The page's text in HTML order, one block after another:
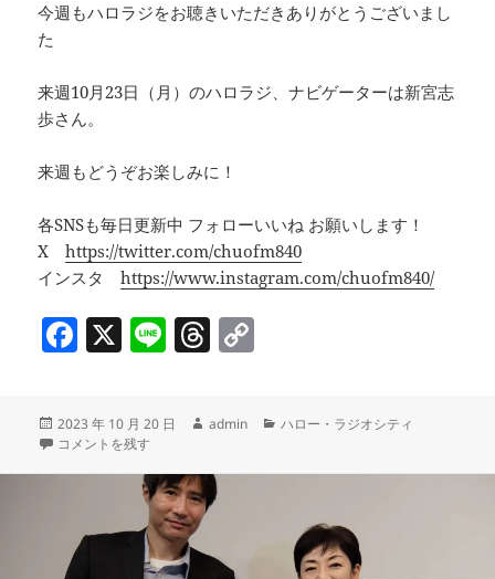
今週もハロラジをお聴きいただきありがとうございまし
た
来週10月23日（月）のハロラジ、ナビゲーターは新宮志
歩さん。
来週もどうぞお楽しみに！
各SNSも毎日更新中 フォローいいね お願いします！
Xhttps://twitter.com/chuofm840
インスタhttps://www.instagram.com/chuofm840/
F
c
e
b
o
X Li
e
T
a
d
s
y
Li
投
稿
2023 年 10 月 20 日
作
admin
カ
ハロー・ラジオシティ
◇まるごとミュージアム～トルナーレライブ無料コンサート～◇Art
コメントを残す